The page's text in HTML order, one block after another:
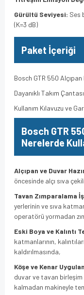
Gürültü Seviyesi: Ses
(K=3 dB)
Paket İçeriği
Bosch GTR 550 Alçıpan
Dayanıklı Takım Çantası
Kullanım Kılavuzu ve
Bosch GTR
Nerelerde
Alçıpan ve Duvar
öncesinde alçı sıva
Tavan Zımparalama
yerlerinin ve sıva
operatörü yormadan
Eski Boya ve Kalıntı
katmanlarının,
kaldırılmasında,
Köşe ve Kenar
duvar ve tavan birleşim
kalmadan makineyle